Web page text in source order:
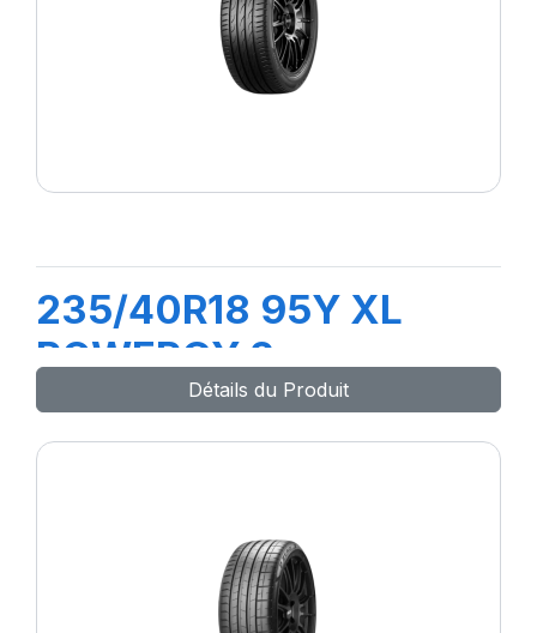
235/40R18 95Y XL
POWERGY 2
Détails du Produit